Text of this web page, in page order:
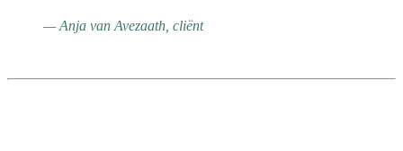
— Anja van Avezaath, cliënt